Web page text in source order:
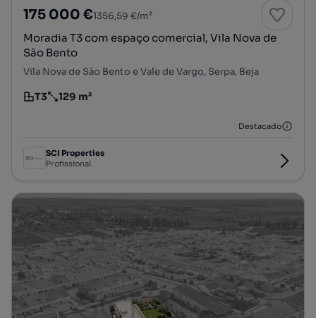
175 000 €1356,59 €/m²
Moradia T3 com espaço comercial, Vila Nova de
São Bento
Vila Nova de São Bento e Vale de Vargo, Serpa, Beja
Tipologia
T3
Preço por metro quadrado
129 m²
Destacado
SCI Properties
Profissional